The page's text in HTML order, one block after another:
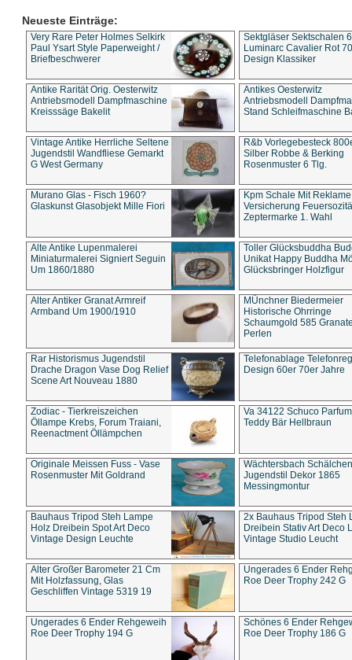
Neueste Einträge:
Very Rare Peter Holmes Selkirk
Paul Ysart Style Paperweight /
Briefbeschwerer
Sektgläser Sektschalen
Luminarc Cavalier Rot
Design Klassiker
Antike Rarität Orig. Oesterwitz
Antriebsmodell Dampfmaschine
Kreisssäge Bakelit
Antikes Oesterwitz
Antriebsmodell
Stand Schleifmaschine
Vintage Antike Herrliche Seltene
Jugendstil Wandfliese Gemarkt
G West Germany
R&b Vorlegebesteck
Silber Robbe & Berking
Rosenmuster 6 Tlg.
Murano Glas - Fisch 1960?
Glaskunst Glasobjekt Mille Fiori
Kpm Schale Mit Reklame
Versicherung
Zeptermarke 1. Wahl
Alte Antike Lupenmalerei
Miniaturmalerei Signiert Seguin
Um 1860/1880
Toller Glücksbuddha
Unikat Happy Buddha
Glücksbringer Holzfigur
Alter Antiker Granat Armreif
Armband Um 1900/1910
MÜnchner Biedermeier
Historische Ohrringe
Schaumgold 585
Perlen
Rar Historismus Jugendstil
Drache Dragon Vase Dog Relief
Scene Art Nouveau 1880
Telefonablage
Design 60er 70er Jahre
Zodiac - Tierkreiszeichen
Öllampe Krebs, Forum Traiani,
Reenactment Öllämpchen
Va 34122 Schuco
Teddy Bär Hellbraun
Originale Meissen Fuss - Vase
Rosenmuster Mit Goldrand
Wächtersbach Schälchen
Jugendstil Dekor 1865
Messingmontur
Bauhaus Tripod Steh Lampe
Holz Dreibein Spot Art Deco
Vintage Design Leuchte
2x Bauhaus Tripod Steh
Dreibein Stativ Art Deco
Vintage Studio Leucht
Alter Großer Barometer 21 Cm
Mit Holzfassung, Glas
Geschliffen Vintage 5319 19
Ungerades 6 Ender
Roe Deer Trophy 242 G
Ungerades 6 Ender Rehgeweih
Roe Deer Trophy 194 G
Schönes 6 Ender
Roe Deer Trophy 186 G